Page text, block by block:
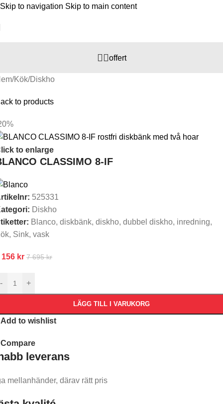
Skip to navigation Skip to main content
offert
/Kök/Diskho
to products
to enlarge
CLASSIMO 8-IF
525331
Diskho
Blanco, diskbänk, diskho, dubbel diskho, inredning,
, Sink, vask
156 kr 7 695kr
- +
LÄGG TILL I VARUKORG
Add to wishlist
Compare
leverans​
mellanhänder, därav rätt pris